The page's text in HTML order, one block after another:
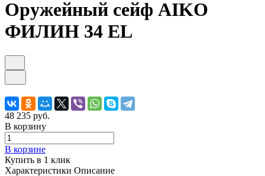
Оружейный сейф AIKO
ФИЛИН 34 EL
48 235 руб.
В корзину
В корзине
Купить в 1 клик
Характеристики Описание